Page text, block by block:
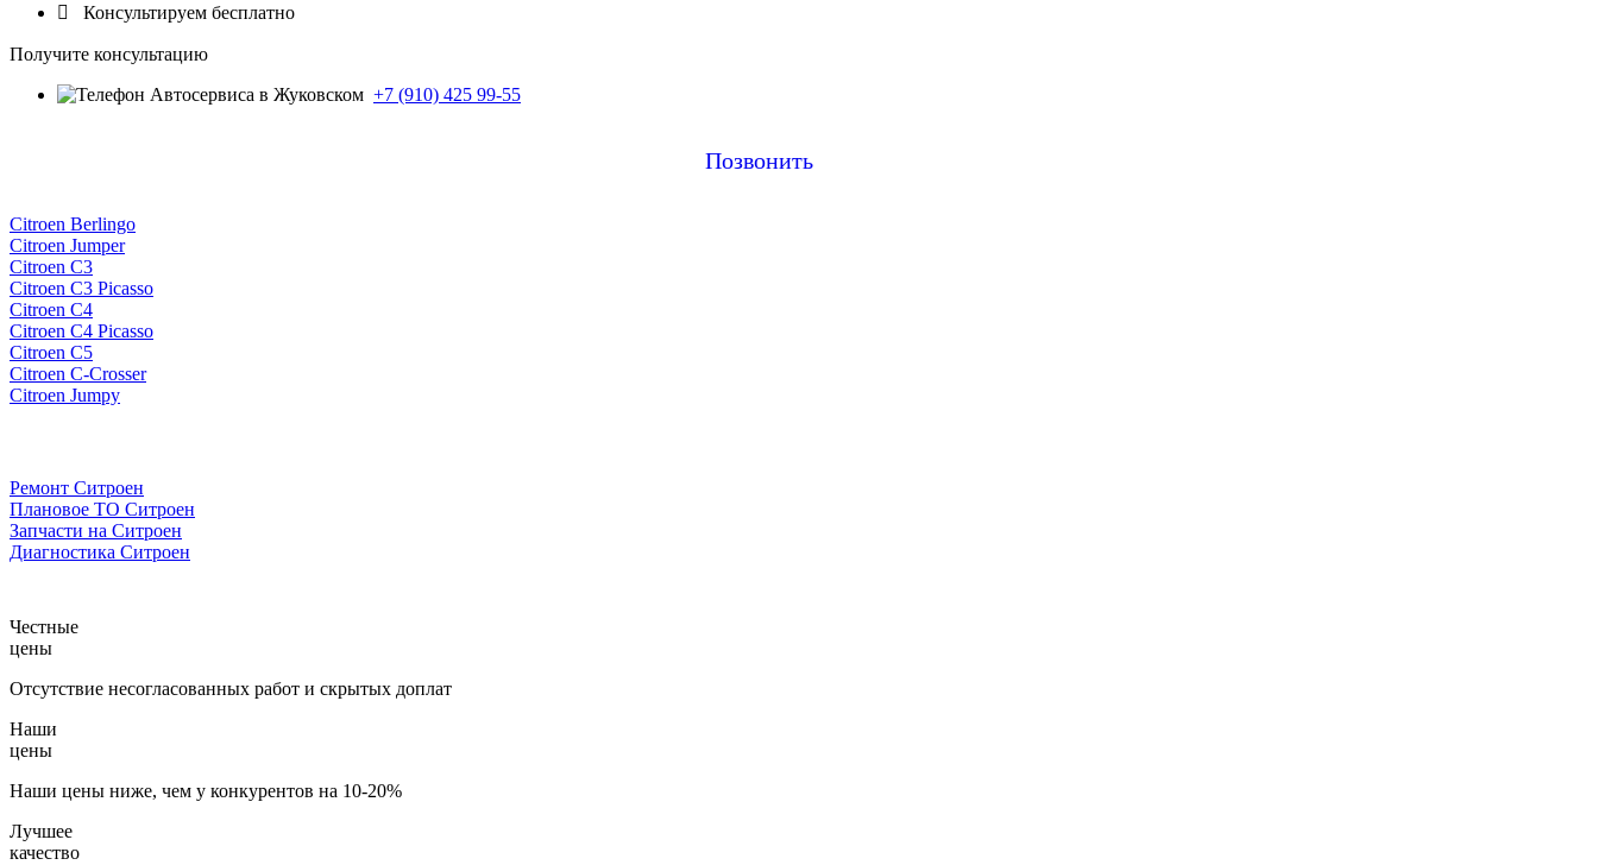
 Консультируем бесплатно
Получите консультацию
+7 (910) 425 99-55
Позвонить
Citroen Berlingo
Citroen Jumper
Citroen C3
Citroen C3 Picasso
Citroen C4
Citroen C4 Picasso
Citroen C5
Citroen C-Crosser
Citroen Jumpy
Ремонт Ситроен
Плановое ТО Ситроен
Запчасти на Ситроен
Диагностика Ситроен
Честные
цены
Отсутствие несогласованных работ и скрытых доплат
Наши
цены
Наши цены ниже, чем у конкурентов на 10-20%
Лучшее
качество